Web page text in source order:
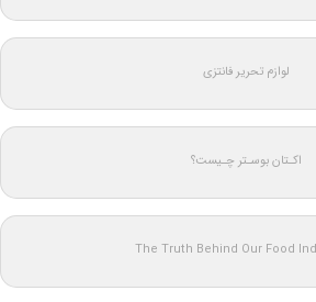
لوازم تحریر فانتزی
اکـتان بوسـتر چـیست؟
The Truth Behind Our Food